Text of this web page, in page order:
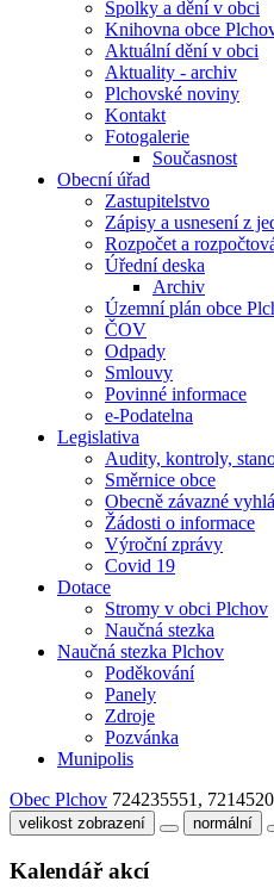
Spolky a dění v obci
Knihovna obce
Aktuální dění v obci
Aktuality - archiv
Plchovské noviny
Kontakt
Fotogalerie
Současnost
Obecní úřad
Zastupitelstvo
Zápisy a usnesení z
Rozpočet a
Úřední deska
Archiv
Územní plán obce
ČOV
Odpady
Smlouvy
Povinné informace
e-Podatelna
Legislativa
Audity, kontroly,
Směrnice obce
Obecně závazné
Žádosti o informace
Výroční zprávy
Covid 19
Dotace
Stromy v obci Plchov
Naučná stezka
Naučná stezka Plchov
Poděkování
Panely
Zdroje
Pozvánka
Munipolis
Obec Plchov 724235551,
velikost zobrazení normální
Kalendář akcí